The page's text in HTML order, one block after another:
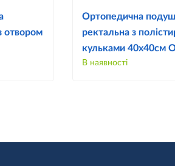
отвором
Ортопедична
ректальна з
кульками 40х40см
В наявності